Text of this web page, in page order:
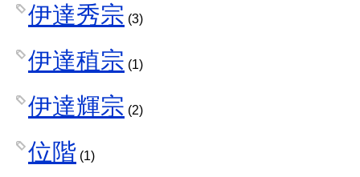
伊達秀宗 (3)
伊達稙宗 (1)
伊達輝宗 (2)
位階 (1)